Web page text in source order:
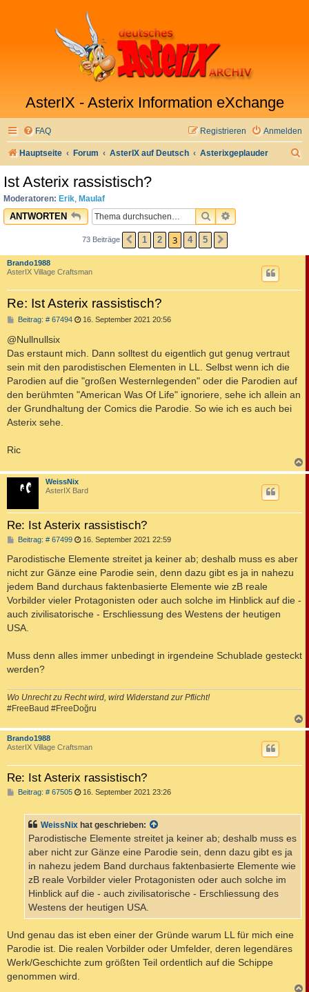
AsterIX - Asterix Information eXchange
FAQ Anmelden
Registrieren
Hauptseite Forum AsterIX auf Deutsch Asterixgeplauder
Ist Asterix rassistisch?
Moderatoren: Erik, Maulaf
ANTWORTEN SUCHEERWEITERTE
73 Beiträge VORHERIGE
1 2 3 4 5
Brando1988
AsterIX Village Craftsman
Re: Ist Asterix rassistisch?
Beitrag: # 67494B
r
g
16. September 2021 20:56
@Nullnullsix
Das erstaunt mich. Dann solltest du eigentlich gut genug vertraut
sein mit den parodistischen Elementen in LL. Selbst wenn ich die
Parodien auf die "großen Westernlegenden" oder die Parodien auf
den berühmten "American Was Of Life" ignoriere, sehe ich allein an
der Grundhaltung der Comics die Parodie. So wie ich es auch bei
Asterix sehe.
Ric
a
WeissNix
AsterIX Bard
Re: Ist Asterix rassistisch?
Beitrag: # 67499B
i
r
a
g
16. September 2021 22:59
Parodistische Elemente streitet ja keiner ab; deshalb muss es aber
nicht zur Gänze eine Parodie sein, denn dazu gibt es ja in nahezu
jedem Band durchaus faktenbasierte Elemente wie zB reale
Vorbilder vieler Protagonisten oder auch solche im Hinblick auf die -
auch zivilisatorische - Erschliessung des Westens der heutigen
USA.
Muss denn alles immer unbedingt in irgendeine Schublade gesteckt
werden?
Wo Unrecht zu Recht wird, wird Widerstand zur Pflicht!
#FreeBaud #FreeDoğru
a
Brando1988
AsterIX Village Craftsman
Re: Ist Asterix rassistisch?
Beitrag: # 67505B
r
a
16. September 2021 23:26
WeissNix hat geschrieben:
Parodistische Elemente streitet ja keiner ab; deshalb muss es
aber nicht zur Gänze eine Parodie sein, denn dazu gibt es ja
in nahezu jedem Band durchaus faktenbasierte Elemente wie
zB reale Vorbilder vieler Protagonisten oder auch solche im
Hinblick auf die - auch zivilisatorische - Erschliessung des
Westens der heutigen USA.
Und genau das ist eben einer der Gründe warum LL für mich eine
Parodie ist. Die realen Vorbilder oder Umfelder, deren legendäres
Werk/Geschichte zum größten Teil ordentlich auf die Schippe
genommen wird.